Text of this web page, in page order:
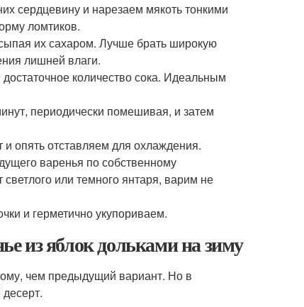
сердцевину и нарезаем мякоть тонкими
ломтиков.
их сахаром. Лучше брать широкую
лишней влаги.
количество сока. Идеальным
периодически помешивая, и затем
опять отставляем для охлаждения.
варенья по собственному
или темного янтаря, варим не
и герметично укупориваем.
из яблок дольками на зиму
чем предыдущий вариант. Но в